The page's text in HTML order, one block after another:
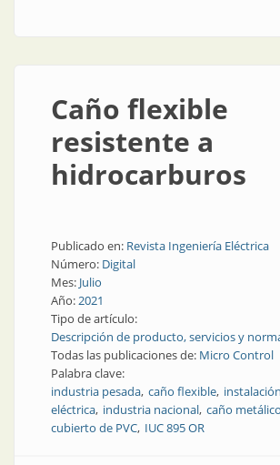
Caño flexible
resistente a
hidrocarburos
Publicado en: Revista Ingeniería Eléctrica
Número: Digital
Mes: Julio
Año:2021
Tipo de artículo:
Descripción de producto, servicios y
Todas las publicaciones de: Micro Control
Palabra clave:
industria pesada caño flexible instalación
eléctrica industria nacional caño metálico
cubierto de PVC IUC 895 OR